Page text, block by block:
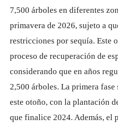
7,500 árboles en diferentes
primavera de 2026, sujeto a
restricciones por sequía. Este
proceso de recuperación de
considerando que en años
2,500 árboles. La primera
este otoño, con la plantación
que finalice 2024. Además, el